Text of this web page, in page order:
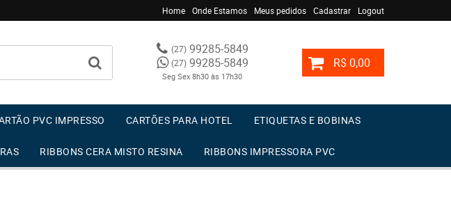
Home Onde Estamos Meus pedidos Cadastrar Logout
(27) 99285-5849
(27) 99285-5849
Seg Sex 8h30 às 17h30
R$ 0,00
PVC IMPRESSO CARTÕES PARA HOTEL ETIQUETAS E BOBINAS
RIBBONS CERA MISTO RESINA RIBBONS IMPRESSORA PVC